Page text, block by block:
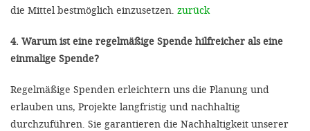
die Mittel bestmöglich einzusetzen. zurück
4. Warum ist eine regelmäßige Spende hilfreicher als eine
einmalige Spende?
Regelmäßige Spenden erleichtern uns die Planung und
erlauben uns, Projekte langfristig und nachhaltig
durchzuführen. Sie garantieren die Nachhaltigkeit unserer